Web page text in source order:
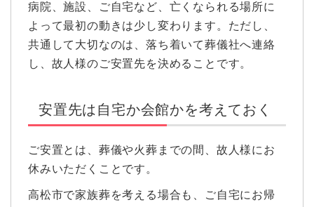
病院、施設、ご自宅など、亡くなられる場所に
よって最初の動きは少し変わります。ただし、
共通して大切なのは、落ち着いて葬儀社へ連絡
し、故人様のご安置先を決めることです。
安置先は自宅か会館かを考えておく
ご安置とは、葬儀や火葬までの間、故人様にお
休みいただくことです。
高松市で家族葬を考える場合も、ご自宅にお帰